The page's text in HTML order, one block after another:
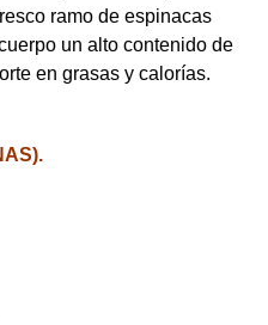
ramo de espinacas
un alto contenido de
en grasas y calorías.